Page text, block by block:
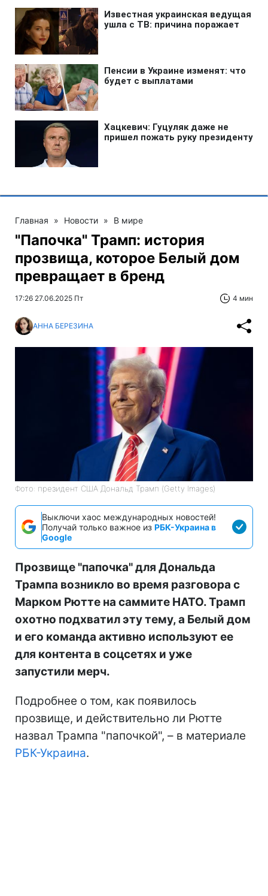
Главная » Новости » В мире
"Папочка" Трамп: история
прозвища, которое Белый дом
превращает в бренд
17:26 27.06.2025 Пт 4 мин
АННА БЕРЕЗИНА
Фото: президент США Дональд Трамп (Getty Images)
Выключи хаос международных новостей!
Получай только важное из РБК-Украина в
Google
Прозвище "папочка" для Дональда
Трампа возникло во время разговора с
Марком Рютте на саммите НАТО. Трамп
охотно подхватил эту тему, а Белый дом
и его команда активно используют ее
для контента в соцсетях и уже
запустили мерч.
Подробнее о том, как появилось
прозвище, и действительно ли Рютте
назвал Трампа "папочкой", – в материале
РБК-Украина.